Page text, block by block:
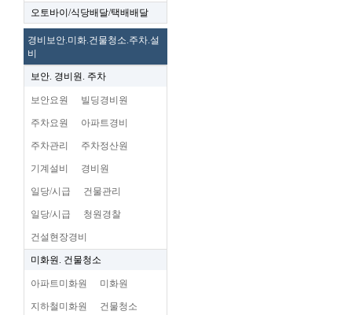
오토바이/식당배달/택배배달
경비보안.미화.건물청소.주차.설
비
보안. 경비원. 주차
보안요원 빌딩경비원
주차요원 아파트경비
주차관리 주차정산원
기계설비 경비원
일당/시급 건물관리
일당/시급 청원경찰
건설현장경비
미화원. 건물청소
아파트미화원 미화원
지하철미화원 건물청소